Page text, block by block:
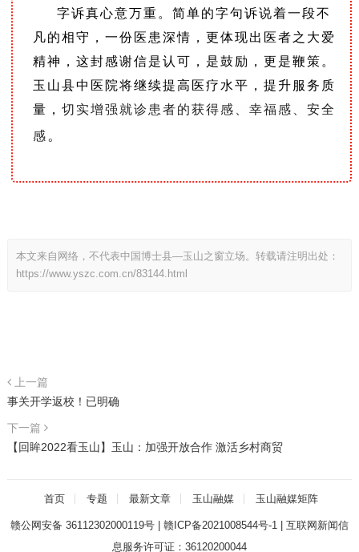
字诉真心意万重。简单的字句诉说着一段不
凡的相守，一份医患深情，更体现出医者之大爱
精神，这封感谢信是认可，是鼓励，更是鞭策。
玉山县中医院将继续提高医疗水平，提升服务质
量， 切实增强就诊患者的获得感、幸福感、安全
感。
本文来自网络，不代表中国博士县—玉山之窗立场。转载请注明出处：
https://www.yszc.com.cn/83144.html
上一篇
事关开学返校！已明确
下一篇
【回眸2022看玉山】玉山：加强开放合作 激活乡村商贸
首页 专题 最新文章 玉山融媒 玉山融媒矩阵
赣公网安备 36112302000119号| 赣ICP备2021008544号-1| 互联网新闻信
息服务许可证：36120200044